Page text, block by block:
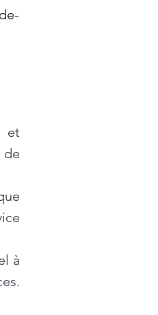
et
de
à